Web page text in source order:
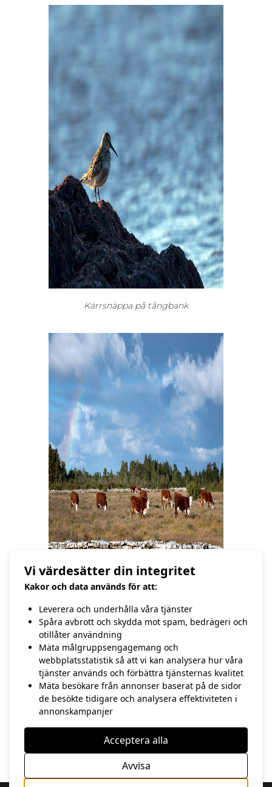
Kärrsnäppa på tångbank
Kor på alvar
/Hasse Andersson
FÖREGÅENDE NÄSTA
Vi värdesätter din integritet
Kakor och data används för att:
Leverera och underhålla våra tjänster
Spåra avbrott och skydda mot spam, bedrägeri och
otillåter användning
Mäta målgruppsengagemang och
webbplatsstatistik så att vi kan analysera hur våra
tjänster används och förbättra tjänsternas kvalitet
Mäta besökare från annonser baserat på de sidor
de besökte tidigare och analysera effektiviteten i
annonskampanjer
Avvisa
Acceptera alla